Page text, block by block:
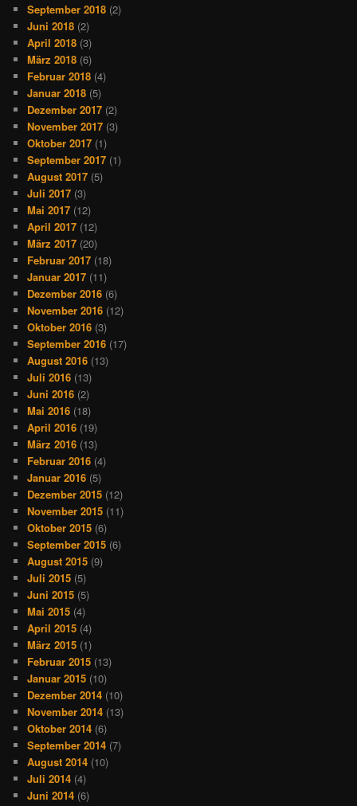
September 2018 (2)
Juni 2018 (2)
April 2018 (3)
März 2018 (6)
Februar 2018 (4)
Januar 2018 (5)
Dezember 2017 (2)
November 2017 (3)
Oktober 2017 (1)
September 2017 (1)
August 2017 (5)
Juli 2017 (3)
Mai 2017 (12)
April 2017 (12)
März 2017 (20)
Februar 2017 (18)
Januar 2017 (11)
Dezember 2016 (6)
November 2016 (12)
Oktober 2016 (3)
September 2016 (17)
August 2016 (13)
Juli 2016 (13)
Juni 2016 (2)
Mai 2016 (18)
April 2016 (19)
März 2016 (13)
Februar 2016 (4)
Januar 2016 (5)
Dezember 2015 (12)
November 2015 (11)
Oktober 2015 (6)
September 2015 (6)
August 2015 (9)
Juli 2015 (5)
Juni 2015 (5)
Mai 2015 (4)
April 2015 (4)
März 2015 (1)
Februar 2015 (13)
Januar 2015 (10)
Dezember 2014 (10)
November 2014 (13)
Oktober 2014 (6)
September 2014 (7)
August 2014 (10)
Juli 2014 (4)
Juni 2014 (6)